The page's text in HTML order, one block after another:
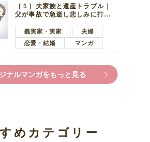
［１］夫家族と遺産トラブル｜
父が事故で急逝し悲しみに打ち
ます夫
義実家・実家
夫婦
恋愛・結婚
マンガ
ナルマンガをもっと見る
めカテゴリー